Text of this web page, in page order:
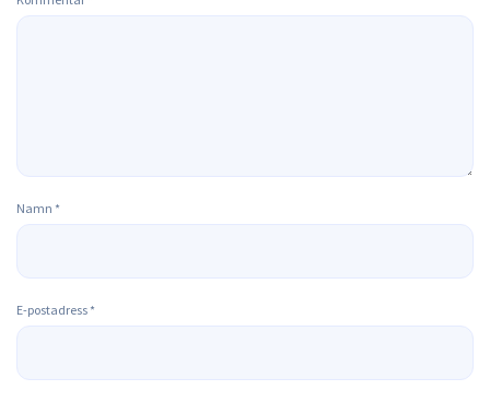
Namn *
E-postadress *